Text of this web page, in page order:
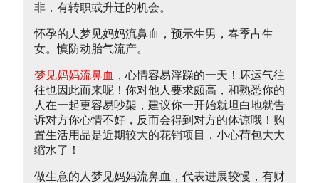
非，有转职或升迁的机会。
怀孕的人梦见妈妈流鼻血，预示生男，春季占生
女。慎防动胎气流产。
梦见妈妈流鼻血 ，心情容易浮躁的一天！坏运气往
往也因此而来呢！你对他人要求颇高，和熟悉你的
人在一起更容易吵架，建议你一开始就坦白地就告
诉对方你心情不好，反而会得到对方的体谅哦！购
置生活用品是近期较大的花销项目，小心荷包大大
缩水了！
做生意的人梦见妈妈流鼻血，代表进展较慢，有财